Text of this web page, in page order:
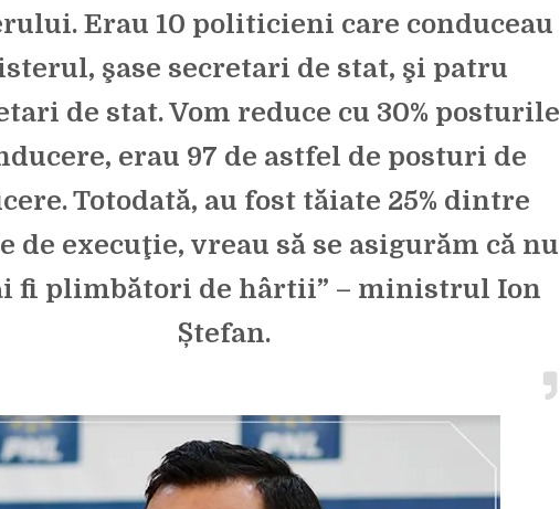
Erau 10 politicieni care conduceau
şase secretari de stat, şi patru
de stat. Vom reduce cu 30% posturile
erau 97 de astfel de posturi de
Totodată, au fost tăiate 25% dintre
de execuţie, vreau să se asigurăm că nu
fi plimbători de hârtii” – ministrul Ion
Ștefan.